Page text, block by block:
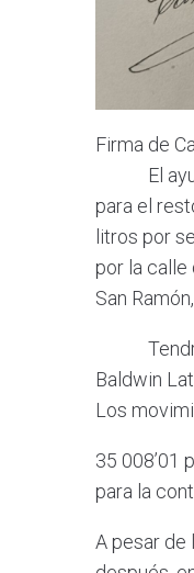
Firma de
El
para el
litros por
por la calle
San
Tendría
Baldwin
Los
35 008’01
para la
A pesar de